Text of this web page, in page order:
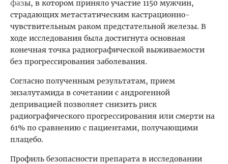
фазы, в котором приняло участие 1150 мужчин,
страдающих метастатическим кастрационно-
чувствительным раком предстательной железы. В
ходе исследования была достигнута основная
конечная точка радиографической выживаемости
без прогрессирования заболевания.
Согласно полученным результатам, прием
энзалутамида в сочетании с андрогенной
депривацией позволяет снизить риск
радиографического прогрессирования или смерти на
61% по сравнению с пациентами, получающими
плацебо.
Профиль безопасности препарата в исследовании